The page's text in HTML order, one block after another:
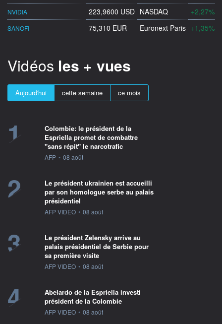
NVIDIA 223,9600 USD NASDAQ +2,27%
SANOFI 75,310 EUR Euronext Paris +1,35%
Vidéos les + vues
Aujourd'hui cette semaine ce mois
1
Colombie: le président de la
Espriella promet de combattre
"sans répit" le narcotrafic
information fournie par
AFP • 08 août
2
Le président ukrainien est accueilli
par son homologue serbe au palais
présidentiel
information fournie par
AFP VIDEO • 08 août
3
Le président Zelensky arrive au
palais présidentiel de Serbie pour
sa première visite
information fournie par
AFP VIDEO • 08 août
4
Abelardo de la Espriella investi
président de la Colombie
information fournie par
AFP VIDEO • 08 août